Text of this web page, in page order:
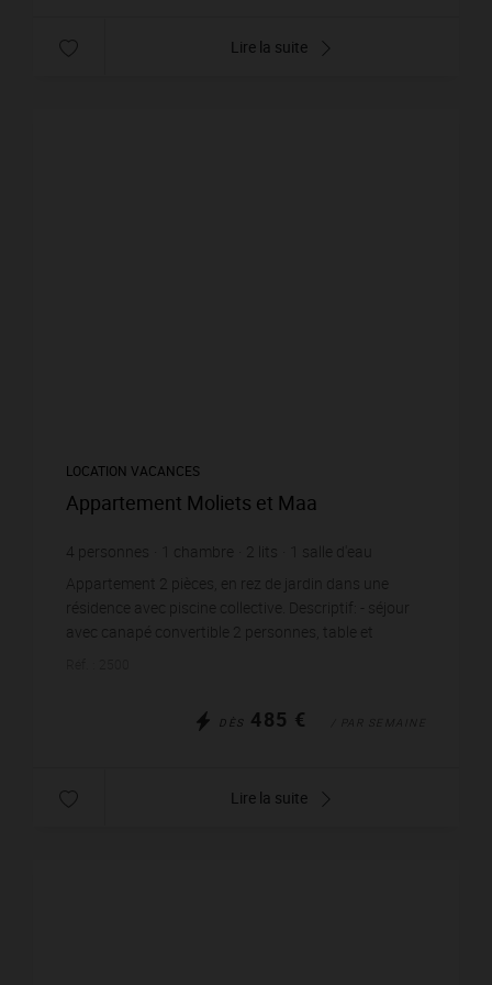
Lire la suite
LOCATION VACANCES
Appartement Moliets et Maa
4 personnes chambre 2 lits
salle d'eau
Appartement 2 pièces, en rez de jardin dans une
résidence avec piscine collective. Descriptif: - séjour
avec canapé convertible 2 personnes, table et
DÈS 485 €
Lire la suite